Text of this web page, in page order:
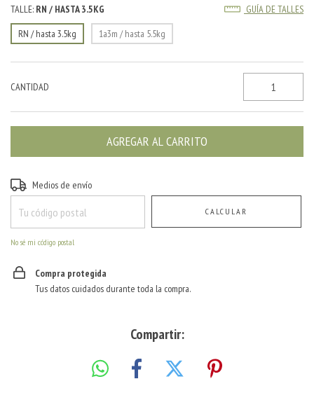
TALLE: RN / HASTA 3.5KG
GUÍA DE TALLES
RN / hasta 3.5kg
1a3m / hasta 5.5kg
CANTIDAD
Entregas para el CP:
Medios de envío
CALCULAR
No sé mi código postal
Compra protegida
Tus datos cuidados durante toda la compra.
Compartir: